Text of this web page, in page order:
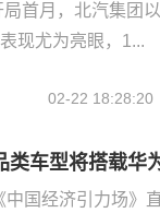
局首月，北汽集团
现尤为亮眼，1...
02-22 18:28:20
类车型将搭载华
国经济引力场》